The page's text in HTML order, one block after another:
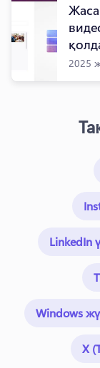
2025
LinkedIn
Windows
X